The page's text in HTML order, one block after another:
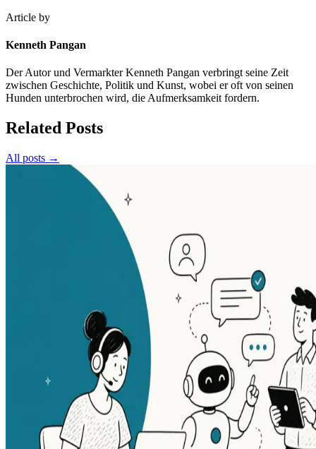
Article by
Kenneth Pangan
Der Autor und Vermarkter Kenneth Pangan verbringt seine Zeit
zwischen Geschichte, Politik und Kunst, wobei er oft von seinen
Hunden unterbrochen wird, die Aufmerksamkeit fordern.
Related Posts
All posts →